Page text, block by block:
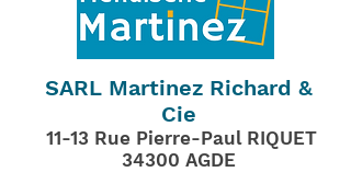
SARL Martinez Richard &
Cie
11-13 Rue Pierre-Paul RIQUET
34300 AGDE